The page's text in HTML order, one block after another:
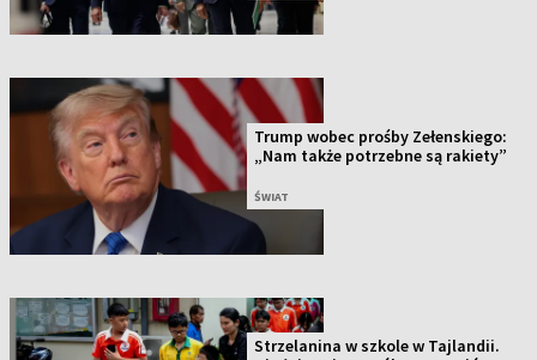
Trump wobec prośby Zełenskiego:
„Nam także potrzebne są rakiety”
ŚWIAT
Strzelanina w szkole w Tajlandii.